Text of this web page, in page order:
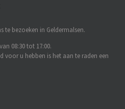
te bezoeken in Geldermalsen.
08:30 tot 17:00.
voor u hebben is het aan te raden een